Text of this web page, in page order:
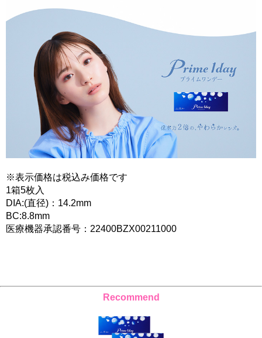
※表示価格は税込み価格です
1箱5枚入
DIA:(直径)：14.2mm
BC:8.8mm
医療機器承認番号：22400BZX00211000
Recommend